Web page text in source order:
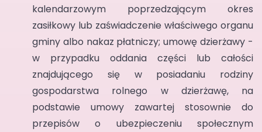
kalendarzowym poprzedzającym okres
zasiłkowy lub zaświadczenie właściwego organu
gminy albo nakaz płatniczy; umowę dzierżawy -
w przypadku oddania części lub całości
znajdującego się w posiadaniu rodziny
gospodarstwa rolnego w dzierżawę, na
podstawie umowy zawartej stosownie do
przepisów o ubezpieczeniu społecznym